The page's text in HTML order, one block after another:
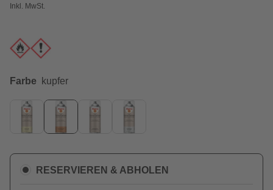
Inkl. MwSt.
Farbe kupfer
RESERVIEREN & ABHOLEN